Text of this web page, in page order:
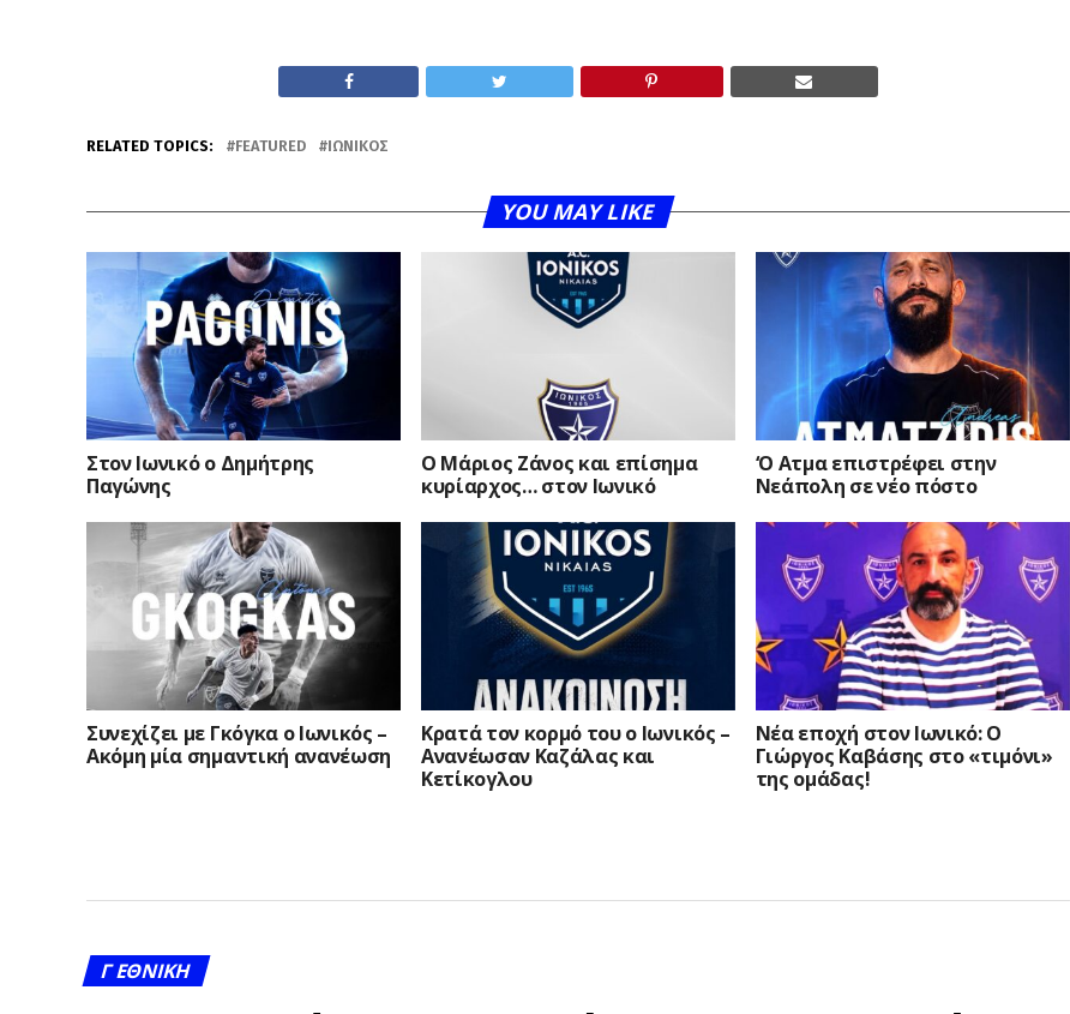
RELATED TOPICS: FEATURED ΙΩΝΙΚΌΣ
YOU MAY LIKE
Στον Ιωνικό ο Δημήτρης
Παγώνης
Ο Μάριος Ζάνος και επίσημα
κυρίαρχος… στον Ιωνικό
‘Ο Ατμα επιστρέφει στην
Νεάπολη σε νέο πόστο
Συνεχίζει με Γκόγκα ο Ιωνικός –
Ακόμη μία σημαντική ανανέωση
Κρατά τον κορμό του ο Ιωνικός –
Ανανέωσαν Καζάλας και
Κετίκογλου
Νέα εποχή στον Ιωνικό: Ο
Γιώργος Καβάσης στο «τιμόνι»
της ομάδας!
Γ ΕΘΝΙΚΉ